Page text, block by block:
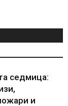
седмица:
и